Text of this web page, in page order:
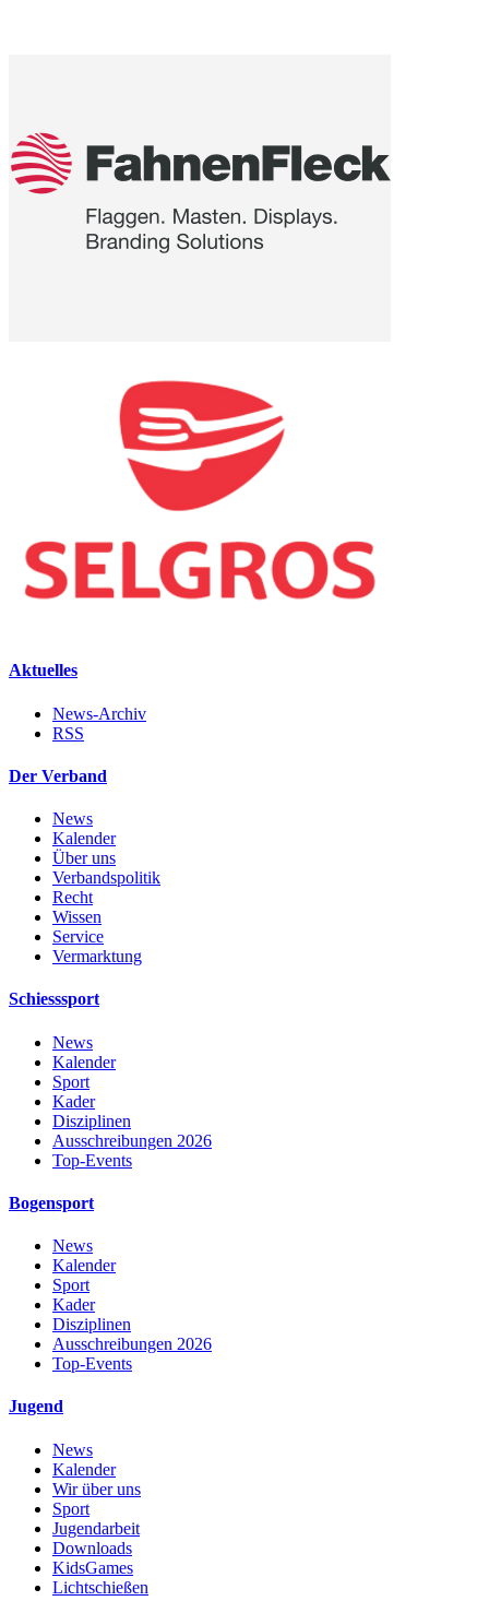
Aktuelles
News-Archiv
RSS
Der Verband
News
Kalender
Über uns
Verbandspolitik
Recht
Wissen
Service
Vermarktung
Schiesssport
News
Kalender
Sport
Kader
Disziplinen
Ausschreibungen 2026
Top-Events
Bogensport
News
Kalender
Sport
Kader
Disziplinen
Ausschreibungen 2026
Top-Events
Jugend
News
Kalender
Wir über uns
Sport
Jugendarbeit
Downloads
KidsGames
Lichtschießen